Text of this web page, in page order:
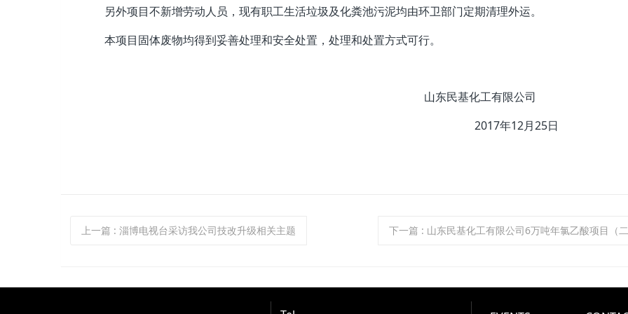
另外项目不新增劳动人员，现有职工生活垃圾及化粪池污泥均由环卫部门定期清理外运。
本项目固体废物均得到妥善处理和安全处置，处理和处置方式可行。
山东民基化工有限公司
2017年12月25日
上一篇 : 淄博电视台采访我公司技改升级相关主题 下一篇 : 山东民基化工有限公司6万吨年氯乙酸项目（二期）竣工试生产